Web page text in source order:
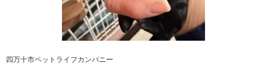
四万十市ペットライフカンパニー